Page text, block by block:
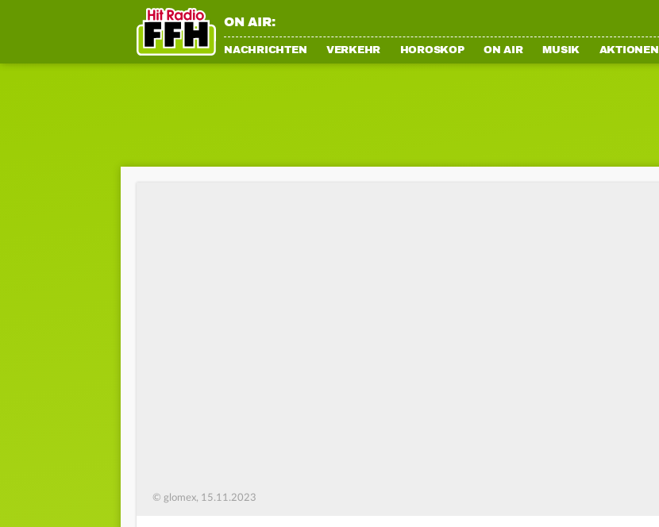
ON AIR:
NACHRICHTEN VERKEHR HOROSKOP ON AIR MUSIK AKTIONEN
© glomex, 15.11.2023